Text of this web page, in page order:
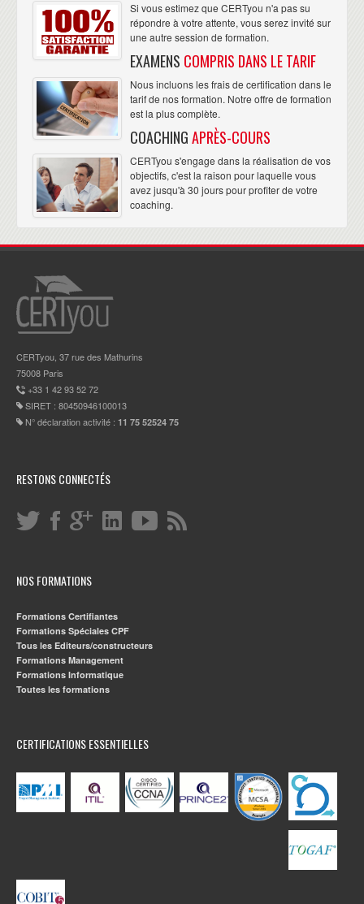
Si vous estimez que CERTyou n'a pas su
répondre à votre attente, vous serez invité sur
une autre session de formation.
EXAMENS COMPRIS DANS LE TARIF
Nous incluons les frais de certification dans le
tarif de nos formation. Notre offre de formation
est la plus complète.
COACHINGAPRÈS-COURS
CERTyou s'engage dans la réalisation de vos
objectifs, c'est la raison pour laquelle vous
avez jusqu'à 30 jours pour profiter de votre
coaching.
CERTyou, 37 rue des Mathurins
75008 Paris
+33 1 42 93 52 72
SIRET : 80450946100013
N° déclaration activité : 11 75 52524 75
RESTONS CONNECTÉS
NOS FORMATIONS
Formations Certifiantes
Formations Spéciales CPF
Tous les Editeurs/constructeurs
Formations Management
Formations Informatique
Toutes les formations
CERTIFICATIONS ESSENTIELLES